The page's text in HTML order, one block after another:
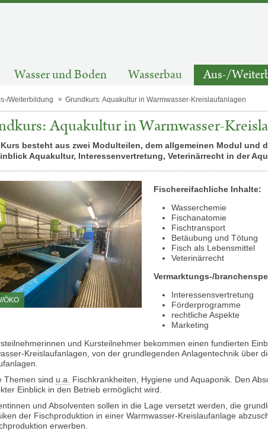
Wasser und Boden Wasserbau Aus-/
Weiterbildung Grundkurs: Aquakultur in Warmwasser-Kreislaufanlagen
Aquakultur in Warmwasser-
Kurs besteht aus zwei Modulteilen, dem allgemeinen Modul
Aquakultur, Interessenvertretung, Veterinärrecht in der
ÖKO
Fischereifachliche Inhalte:
Wasserchemie
Fischanatomie
Fischtransport
Betäubung und Tötung
Fisch als Lebensmittel
Veterinärrecht
Vermarktungs-/
Interessensvertretung
Förderprogramme
rechtliche Aspekte
Marketing
und Kursteilnehmer bekommen einen fundierten
Kreislaufanlagen, von der grundlegenden Anlagentechnik über
Themen sind u.a.
Fischkrankheiten, Hygiene und Aquaponik. Den
Einblick in den Betrieb ermöglicht wird.
und Absolventen sollen in die Lage versetzt werden, die
der Fischproduktion in einer Warmwasser-Kreislaufanlage
erwerben.